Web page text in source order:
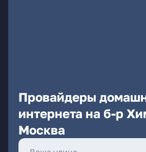
Провайдеры
интернета на б-р
Москва